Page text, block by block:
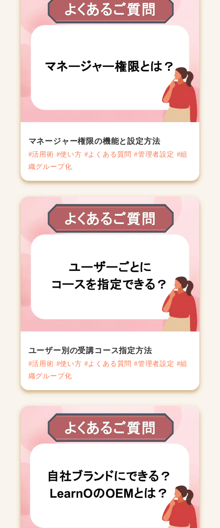
マネージャー権限の機能と設定方法
#活用術 #使い方 #よくある質問 #管理者設定 #組
織グループ化
ユーザー別の受講コース指定方法
#活用術 #使い方 #よくある質問 #管理者設定 #組
織グループ化